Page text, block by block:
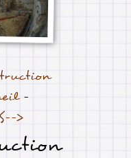
-
>